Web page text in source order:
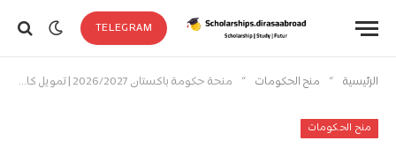
TELEGRAM
الرئيسية » منح الحكومات » منحة حكومة باكستان 2026/2027 | تمويل كامل أو جزئي حسب نوع المنحة
منح الحكومات